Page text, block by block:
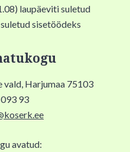
laupäeviti suletud
sisetöödeks
vald, Harjumaa 75103
93
avatud: